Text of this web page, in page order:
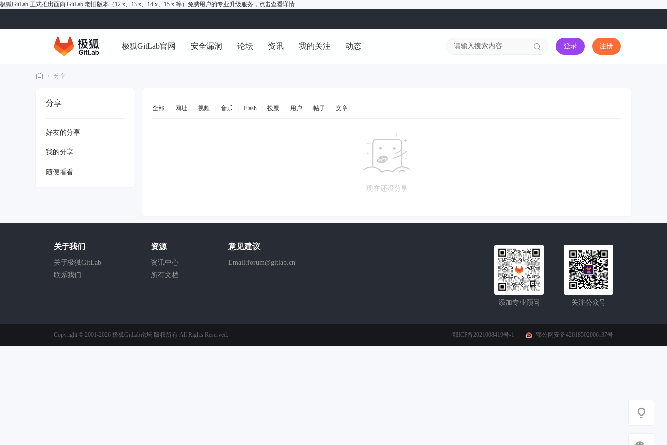
极狐GitLab 正式推出面向 GitLab 老旧版本（12.x、13.x、14.x、15.x 等）免费用户的专业升级服务， 点击查看详情
极狐GitLab官网 安全漏洞 论坛 资讯 我的关注 动态 登录 注册
› 分享
分享
好友的分享
我的分享
随便看看
全部 网址 视频 音乐 Flash 投票 用户 帖子 文章
现在还没分享
关于我们
关于极狐GitLab
联系我们
资源
资讯中心
所有文档
意见建议
Email:forum@gitlab.cn
关注公众号
添加专业顾问
Copyright © 2001-2026 极狐GitLab论坛 版权所有 All Rights Reserved. 鄂ICP备2021008419号-1 鄂公网安备42018502006137号